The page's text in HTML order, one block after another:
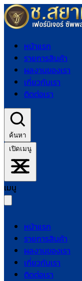
หน้าแรก
รายการสินค้า
ผลงานของเรา
เกี่ยวกับเรา
ติดต่อเรา
ค้นหา
เปิดเมนู
เมนู
หน้าแรก
รายการสินค้า
ผลงานของเรา
เกี่ยวกับเรา
ติดต่อเรา